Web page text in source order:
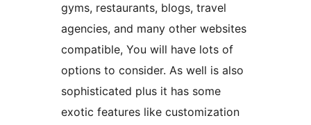
gyms, restaurants, blogs, travel
agencies, and many other websites
compatible, You will have lots of
options to consider. As well is also
sophisticated plus it has some
exotic features like customization